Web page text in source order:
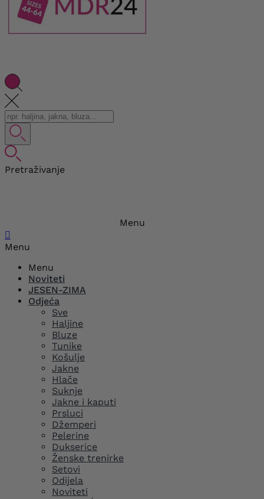
Pretraživanje
Menu

Menu
Menu
Noviteti
JESEN-ZIMA
Odjeća
Sve
Haljine
Bluze
Tunike
Košulje
Jakne
Hlače
Suknje
Jakne i kaputi
Prsluci
Džemperi
Pelerine
Dukserice
Ženske trenirke
Setovi
Odijela
Noviteti